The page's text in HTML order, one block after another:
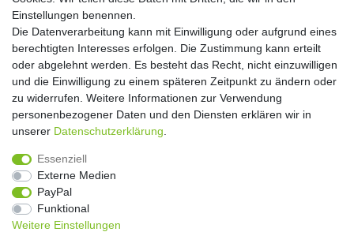
Widerrufs­recht Widerrufs­formular Impressum
Daten­schutz­erklärung AGB Kontakt
Einstellungen benennen.
Die Datenverarbeitung kann mit Einwilligung oder aufgrund eines
berechtigten Interesses erfolgen. Die Zustimmung kann erteilt
oder abgelehnt werden. Es besteht das Recht, nicht einzuwilligen
und die Einwilligung zu einem späteren Zeitpunkt zu ändern oder
zu widerrufen. Weitere Informationen zur Verwendung
personenbezogener Daten und den Diensten erklären wir in
unserer Daten­schutz­erklärung
Essenziell
Externe Medien
PayPal
Funktional
Weitere Einstellungen
Copyright 2016 | Dekushop.de | Alle Rechte vorbehalten. |
Angebote gelten nur für Industrie, Handel, Handwerk und
Widerrufs­recht